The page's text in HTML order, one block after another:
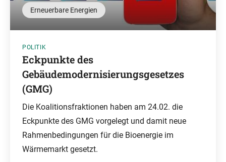
Erneuerbare Energien
POLITIK
Eckpunkte des
Gebäudemodernisierungsgesetzes
(GMG)
Die Koalitionsfraktionen haben am 24.02. die
Eckpunkte des GMG vorgelegt und damit neue
Rahmenbedingungen für die Bioenergie im
Wärmemarkt gesetzt.